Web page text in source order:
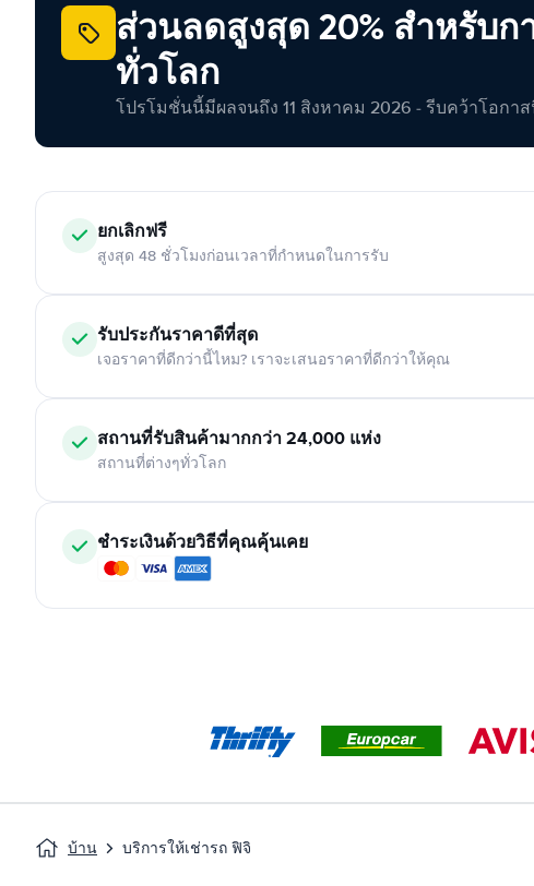
ส่วนลดสูงสุด 20% สำหรับก
ทั่วโลก
โปรโมชั่นนี้มีผลจนถึง 11 สิงหาคม 2026 - รีบคว้าโอกา
ยกเลิกฟรี
สูงสุด 48 ชั่วโมงก่อนเวลาที่กำหนดในการรับ
รับประกันราคาดีที่สุด
เจอราคาที่ดีกว่านี้ไหม? เราจะเสนอราคาที่ดีกว่าให้คุณ
สถานที่รับสินค้ามากกว่า 24,000 แห่ง
สถานที่ต่างๆทั่วโลก
ชำระเงินด้วยวิธีที่คุณคุ้นเคย
บ้าน บริการให้เช่ารถ ฟิจิ